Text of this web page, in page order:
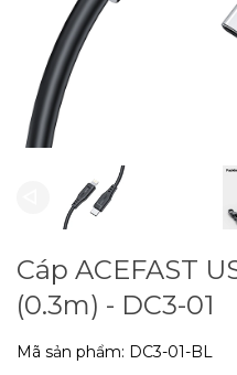
Cáp ACEFAST
(0.3m) - DC3-01
Mã sản phẩm: DC3-01-BL